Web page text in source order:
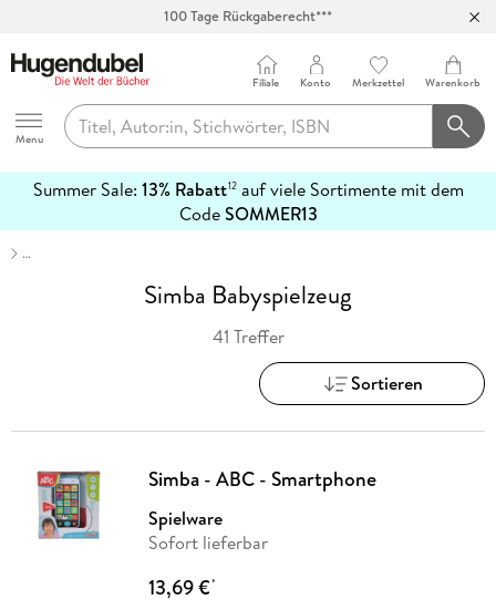
Abholung in über 100 Filialen
Hugendubel
Menu
Filiale Konto Merkzettel Warenkorb
Summer Sale: 13% Rabatt12auf viele Sortimente mit dem
CodeSOMMER13
erfahren
…
Simba Babyspielzeug
41 Treffer
Sortieren
Simba - ABC - Smartphone
Spielware
Sofort lieferbar
13,69 €*